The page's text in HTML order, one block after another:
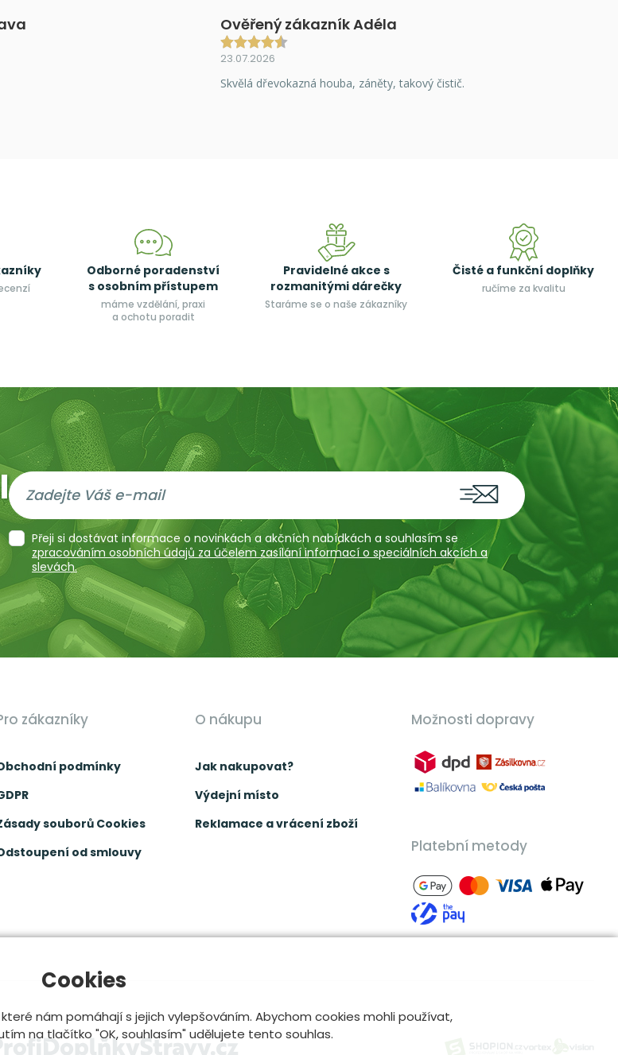
Ověřený zákazník Adéla
23.07.2026
Skvělá dřevokazná houba, záněty, takový čistič.
Odborné poradenství
s osobním přístupem
máme vzdělání, praxi
a ochotu poradit
Pravidelné akce s
rozmanitými dárečky
Staráme se o naše zákazníky
Čisté a funkční doplňky
ručíme za kvalitu
Přeji si dostávat informace o novinkách a akčních nabídkách a souhlasím se
zpracováním osobních údajů za účelem zasílání informací o speciálních akcích a
slevách.
zákazníky
podmínky
souborů Cookies
od smlouvy
O nákupu
Jak nakupovat?
Výdejní místo
Reklamace a vrácení zboží
Možnosti dopravy
Platební metody
Cookies
nám pomáhají s jejich vylepšováním. Abychom cookies mohli používat,
na tlačítko "OK, souhlasím" udělujete tento souhlas.